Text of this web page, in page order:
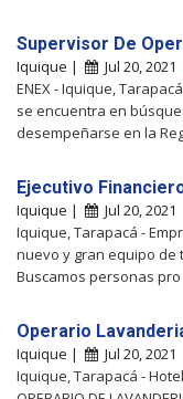
Supervisor De
Iquique | Jul 20, 2021
ENEX - Iquique,
se encuentra en
desempeñarse en la
Ejecutivo
Iquique |
Jul 20, 2021
Iquique, Tarapacá -
nuevo y gran equipo de
Buscamos personas pro
Operario
Iquique |
Jul 20, 2021
Iquique, Tarapacá -